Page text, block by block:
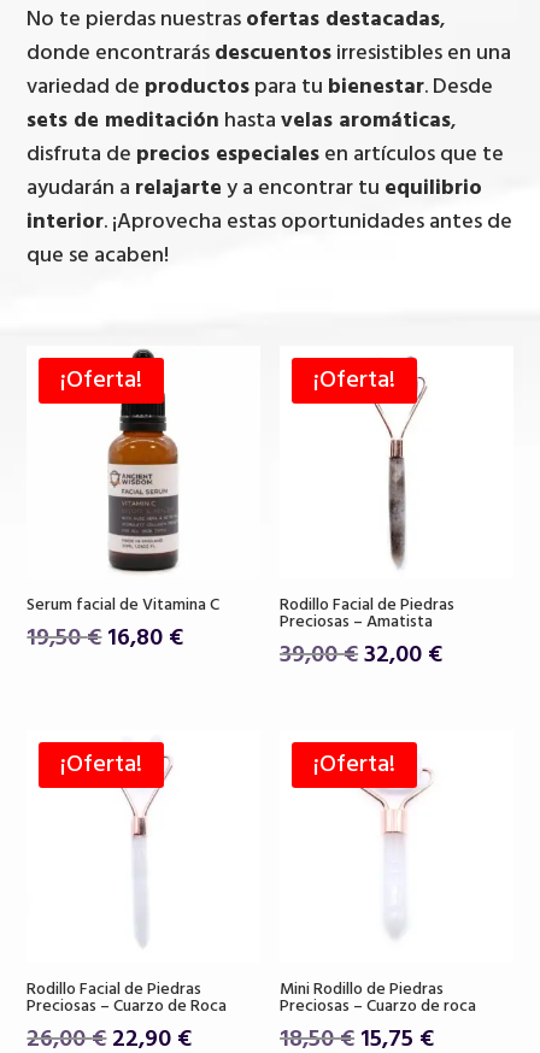
No te pierdas nuestrasofertas destacadas,
donde encontrarásdescuentosirresistibles en una
variedad de productospara tu bienestar. Desde
sets de meditación hastavelas aromáticas,
disfruta de precios especialesen artículos que te
ayudarán a relajartey a encontrar tu equilibrio
interior. ¡Aprovecha estas oportunidades antes de
que se acaben!
¡Oferta!
Serum facial de Vitamina C
19,50€El
era:
19,50 €.
16,80€El
¡Oferta!
Rodillo Facial de Piedras
Preciosas – Amatista
39,00€El
era:
39,00 €.
32,00€El
¡Oferta!
Rodillo Facial de Piedras
Preciosas – Cuarzo de Roca
26,00€El
22,90€El
¡Oferta!
Mini Rodillo de Piedras
Preciosas – Cuarzo de roca
18,50€El
15,75 €El